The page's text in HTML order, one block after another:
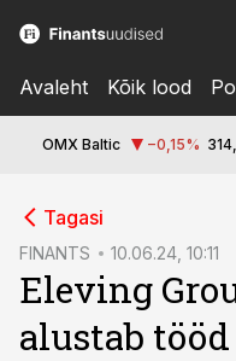
Avaleht Kõik lood
OMX Baltic −0,15%
Tagasi
FINANTS 10.06.24, 10:11
Eleving
alustab